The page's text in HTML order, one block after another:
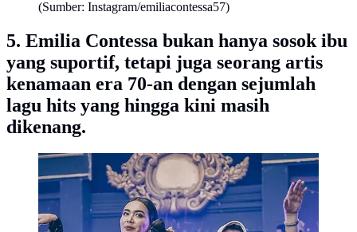
(Sumber: Instagram/emiliacontessa57)
5. Emilia Contessa bukan hanya sosok ibu
yang suportif, tetapi juga seorang artis
kenamaan era 70-an dengan sejumlah
lagu hits yang hingga kini masih
dikenang.